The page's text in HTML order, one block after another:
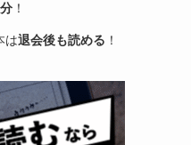
！
は退会後も読める ！